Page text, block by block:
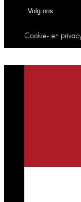
Volg ons
Cookie- en